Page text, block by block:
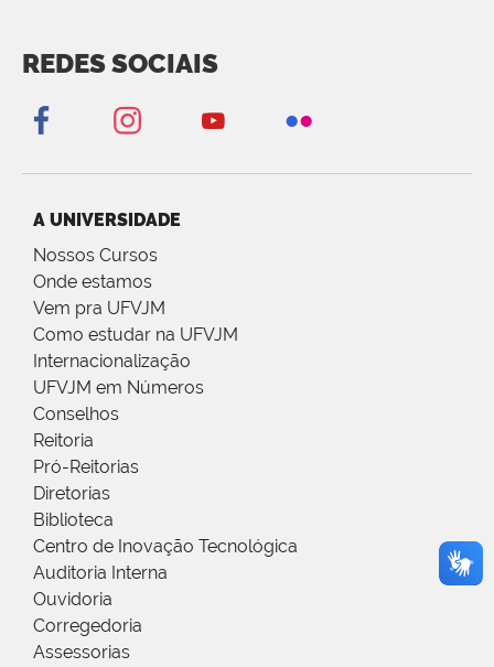
REDES SOCIAIS
A UNIVERSIDADE
Nossos Cursos
Onde estamos
Vem pra UFVJM
Como estudar na UFVJM
Internacionalização
UFVJM em Números
Conselhos
Reitoria
Pró-Reitorias
Diretorias
Biblioteca
Centro de Inovação Tecnológica
Auditoria Interna
Ouvidoria
Corregedoria
Assessorias